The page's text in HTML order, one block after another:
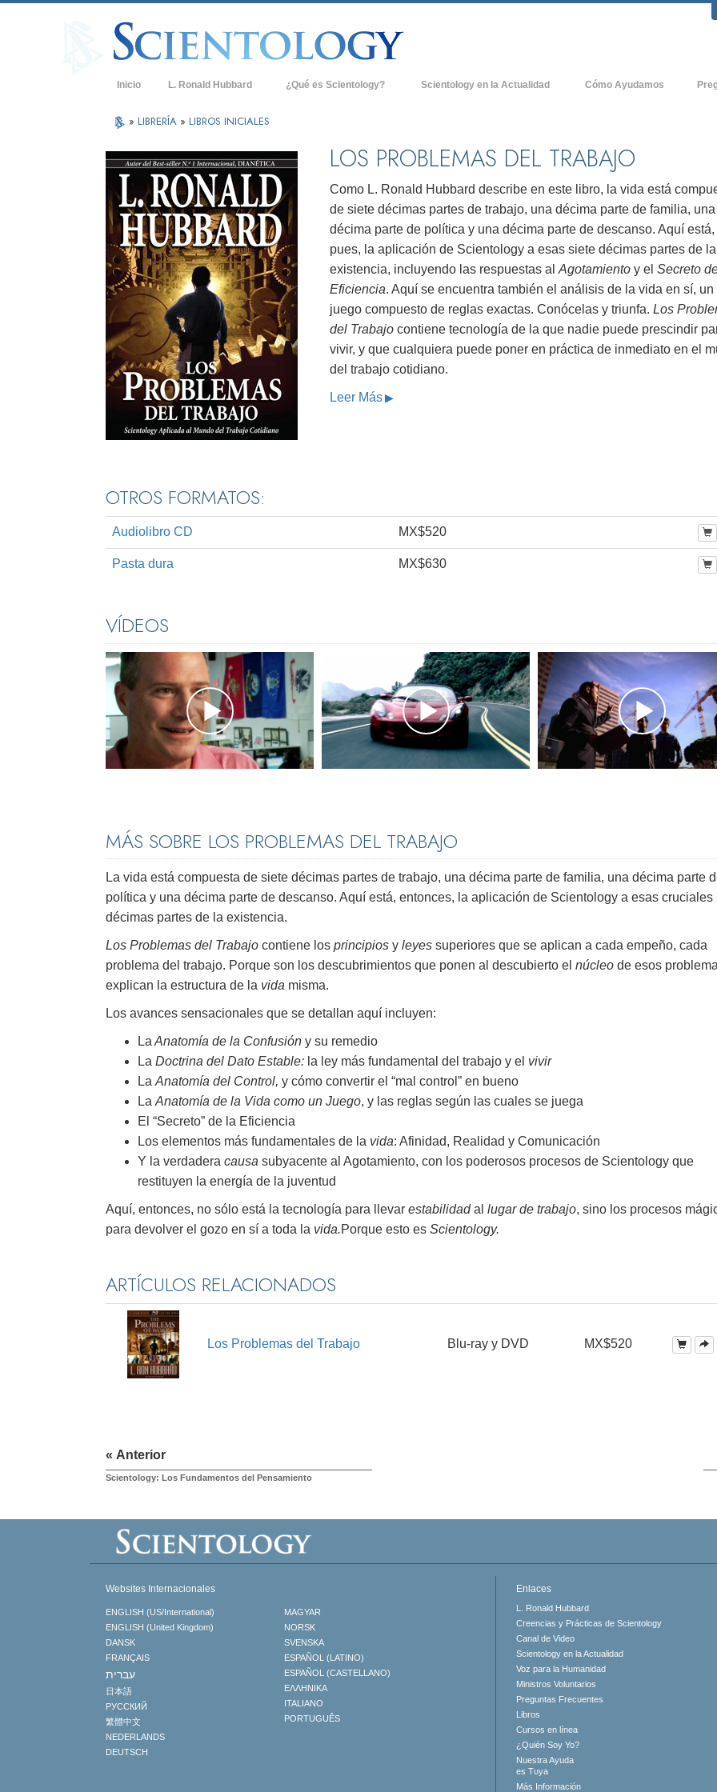
Inicio L. Ronald Hubbard ¿Qué es Scientology?
Qué dicen los Scientologists acerca de
Scientology
Conoce a un Scientologist
Dentro de una Iglesia
Los Principios Básicos de Scientology
Una Introducción a Dianética
Amor y Odio: ¿Qué es Grandeza?
Scientology en la Actualidad
Base en Tierra de Flag
Freewinds
Llevando Scientology al Mundo
David Miscavige - Líder Eclesiástico de
Scientology
Cómo Ayudamos
» LIBRERÍA » LIBROS INICIALES
LOS PROBLEMAS DEL TRABAJO
Como L. Ronald Hubbard describe en este libro, la vida está
de siete décimas partes de trabajo, una décima parte de familia, una
décima parte de política y una décima parte de descanso. Aquí está,
pues, la aplicación de Scientology a esas siete décimas partes de la
existencia, incluyendo las respuestas al Agotamiento y el Secreto
Eficiencia. Aquí se encuentra también el análisis de la vida en sí, un
juego compuesto de reglas exactas. Conócelas y triunfa. Los
del Trabajo contiene tecnología de la que nadie puede prescindir
vivir, y que cualquiera puede poner en práctica de inmediato en el
del trabajo cotidiano.
Leer Más
OTROS FORMATOS:
Audiolibro CD MX$520
Pasta dura MX$630
VÍDEOS
MÁS SOBRE LOS PROBLEMAS DEL TRABAJO
La vida está compuesta de siete décimas partes de trabajo, una décima parte de familia, una décima parte
política y una décima parte de descanso. Aquí está, entonces, la aplicación de Scientology a esas cruciales
décimas partes de la existencia.
Los Problemas del Trabajo contiene los principios y leyes superiores que se aplican a cada empeño, cada
problema del trabajo. Porque son los descubrimientos que ponen al descubierto el núcleo de esos
explican la estructura de la vida misma.
Los avances sensacionales que se detallan aquí incluyen:
La Anatomía de la Confusión y su remedio
La Doctrina del Dato Estable: la ley más fundamental del trabajo y el vivir
La Anatomía del Control, y cómo convertir el “mal control” en bueno
La Anatomía de la Vida como un Juego, y las reglas según las cuales se juega
El “Secreto” de la Eficiencia
Los elementos más fundamentales de la vida: Afinidad, Realidad y Comunicación
Y la verdadera causa subyacente al Agotamiento, con los poderosos procesos de Scientology que
restituyen la energía de la juventud
Aquí, entonces, no sólo está la tecnología para llevar estabilidadal lugar de trabajo, sino los procesos
para devolver el gozo en sí a toda la vida.Porque esto es Scientology.
ARTÍCULOS RELACIONADOS
Los Problemas del Trabajo Blu-ray y DVD MX$520
« Anterior
Scientology: Los Fundamentos del Pensamiento
Websites Internacionales
ENGLISH (US/International)
ENGLISH (United Kingdom)
DANSK
FRANÇAIS
עברית
日本語
РУССКИЙ
繁體中文
NEDERLANDS
DEUTSCH
MAGYAR
NORSK
SVENSKA
ESPAÑOL (LATINO)
ESPAÑOL (CASTELLANO)
ΕΛΛΗΝΙΚA
ITALIANO
PORTUGUÊS
Enlaces
L. Ronald Hubbard
Creencias y Prácticas de Scientology
Canal de Video
Scientology en la Actualidad
Voz para la Humanidad
Ministros Voluntarios
Preguntas Frecuentes
Libros
Cursos en línea
¿Quién Soy Yo?
Nuestra Ayuda
es Tuya
Más Información